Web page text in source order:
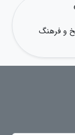
و فرهنگ